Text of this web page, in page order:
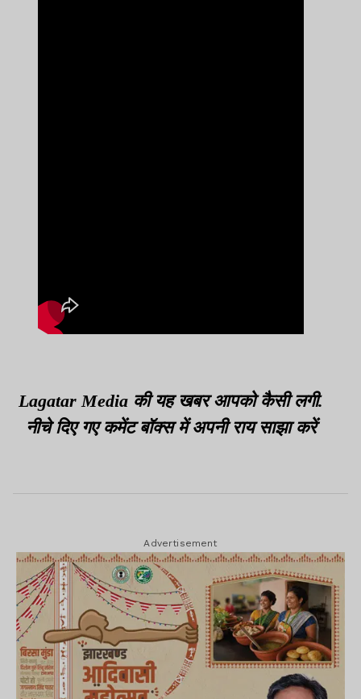
Lagatar Media की यह खबर आपको कैसी लगी.
नीचे दिए गए कमेंट बॉक्स में अपनी राय साझा करें
Advertisement